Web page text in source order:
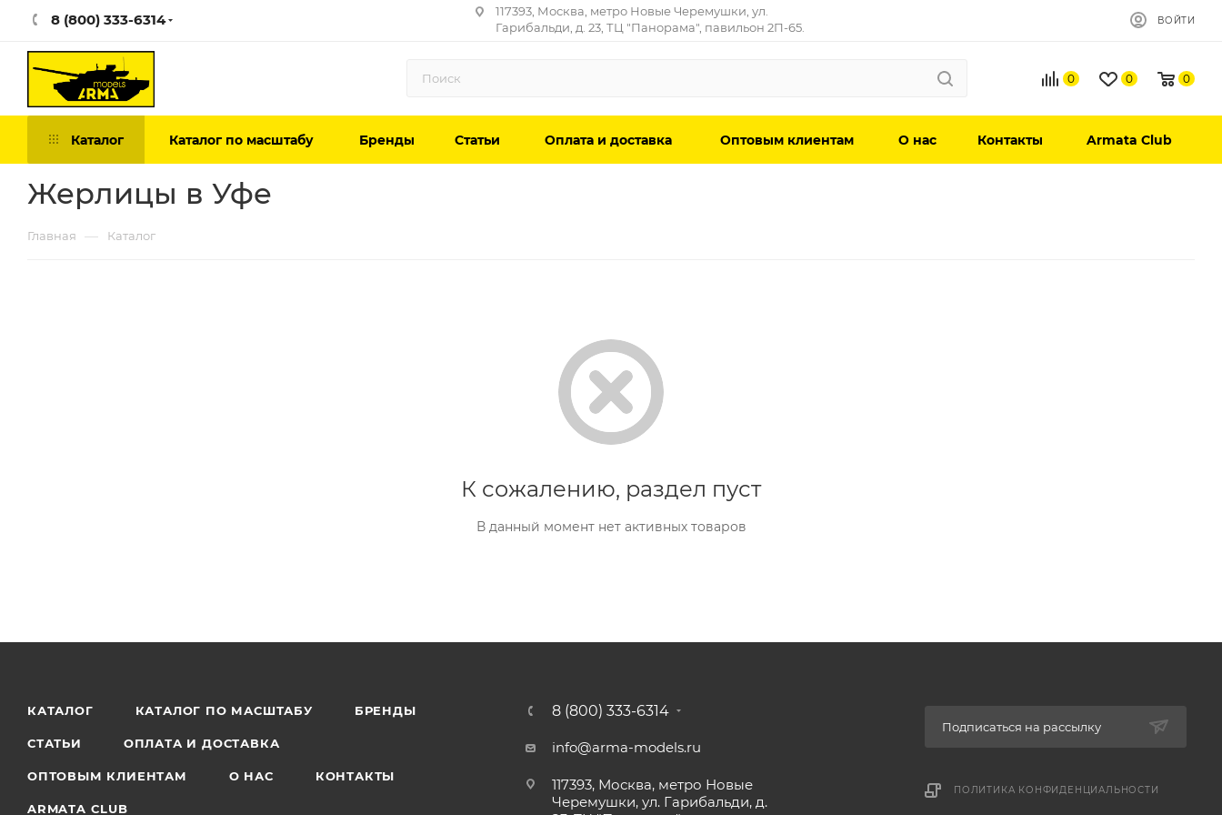
8 (800) 333-6314
117393, Москва, метро Новые Черемушки, ул.
Гарибальди, д. 23, ТЦ "Панорама", павильон 2П-65.
ВОЙТИ
0 0 0
Каталог Каталог по масштабу Бренды Статьи Оплата и доставка Оптовым клиентам О нас Контакты Armata Club
Жерлицы в Уфе
Главная — Каталог
К сожалению, раздел пуст
В данный момент нет активных товаров
КАТАЛОГ КАТАЛОГ ПО МАСШТАБУ БРЕНДЫ
СТАТЬИ ОПЛАТА И ДОСТАВКА
ОПТОВЫМ КЛИЕНТАМ О НАС КОНТАКТЫ
ARMATA CLUB
8 (800) 333-6314
info@arma-models.ru
117393, Москва, метро Новые
Черемушки, ул. Гарибальди, д.
Подписаться на рассылку
ПОЛИТИКА КОНФИДЕНЦИАЛЬНОСТИ